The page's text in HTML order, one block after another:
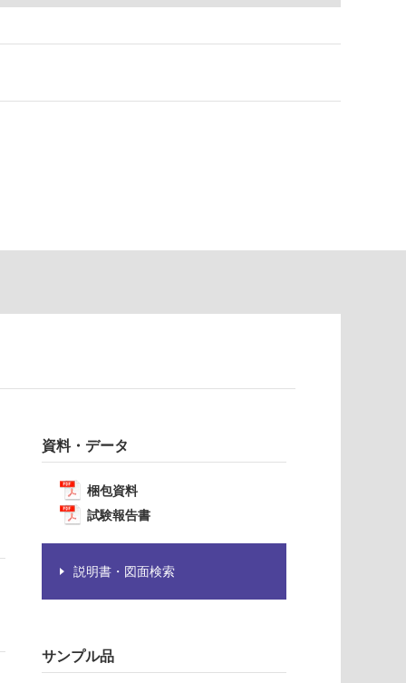
資料・データ
梱包資料
試験報告書
説明書・図面検索
サンプル品